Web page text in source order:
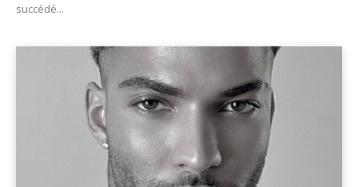
succédé...